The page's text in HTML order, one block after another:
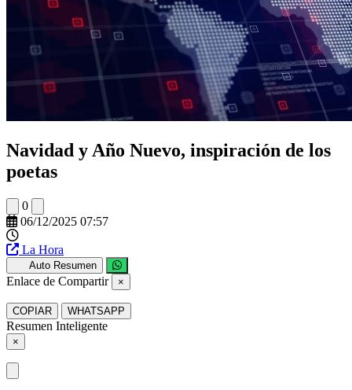
Navidad y Año Nuevo, inspiración de los
poetas
0
06/12/2025 07:57
La Hora
Auto Resumen
Enlace de Compartir ×
COPIAR WHATSAPP
Resumen Inteligente
×